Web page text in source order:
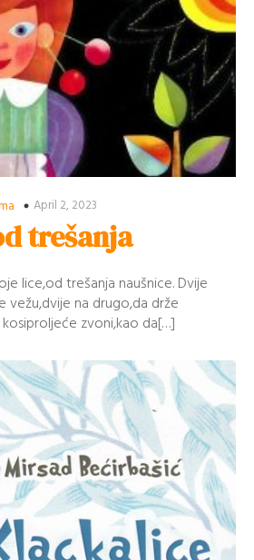
April 2, 2023
trešanja
lice,od trešanja naušnice. Dvije
vežu,dvije na drugo,da drže
zvoni,kao da[…]